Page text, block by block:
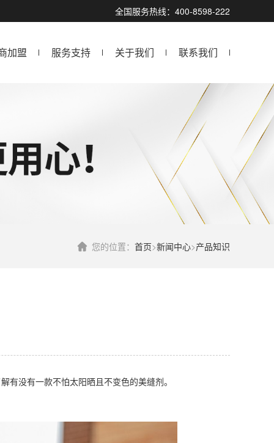
全国服务热线：400-8598-222
加盟 服务支持 关于我们 联系我们
您的位置： 首页>新闻中心>产品知识
有没有一款不怕太阳晒且不变色的美缝剂。